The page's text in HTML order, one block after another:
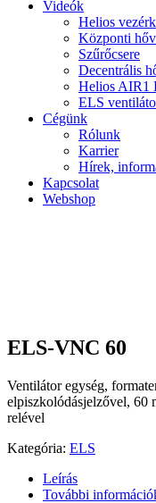
Videók
Helios
Központi
Szűrőcsere
Decentrális
Helios AIR1
ELS
Cégünk
Rólunk
Karrier
Hírek,
Kapcsolat
Webshop
ELS-VNC 60
Ventilátor egység,
elpiszkolódásjelzővel, 60
relével
Kategória: ELS
Leírás
További